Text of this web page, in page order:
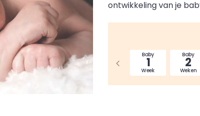
ontwikkeling van je
Baby
9
Maanden
Baby
10
Maanden
Baby
1
Week
Baby
2
Weken